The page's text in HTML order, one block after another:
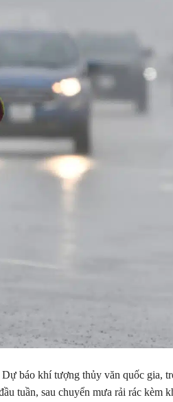
báo khí tượng thủy văn quốc gia,
tuần, sau chuyển mưa rải rác kèm